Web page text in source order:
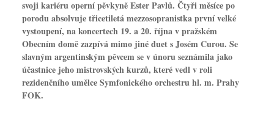
svoji kariéru operní pěvkyně Ester Pavlů. Čtyři měsíce po
porodu absolvuje třicetiletá mezzosopranistka první velké
vystoupení, na koncertech 19. a 20. října v pražském
Obecním domě zazpívá mimo jiné duet s Josém Curou. Se
slavným argentinským pěvcem se v únoru seznámila jako
účastnice jeho mistrovských kurzů, které vedl v roli
rezidenčního umělce Symfonického orchestru hl. m. Prahy
FOK.